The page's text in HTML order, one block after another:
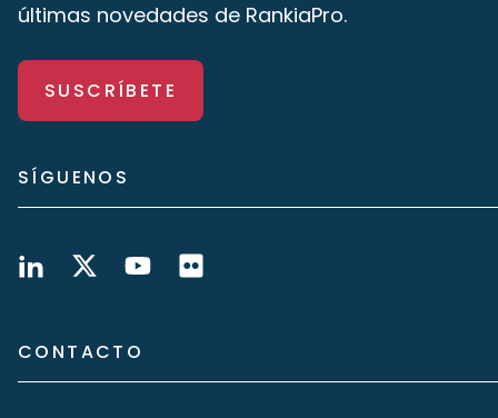
últimas novedades de RankiaPro.
SUSCRÍBETE
SÍGUENOS
CONTACTO